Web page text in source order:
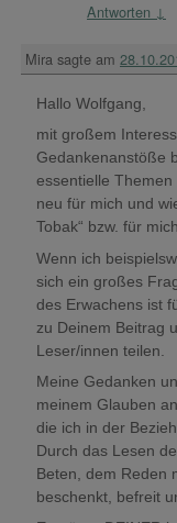
Antworten ↓
Mira sagte am
Hallo Wolfgang,
mit großem
Gedankenanstöße
essentielle
neu für mich und
Tobak“ bzw. für
Wenn ich
sich ein großes
des Erwachens ist
zu Deinem Beitrag
Leser/innen teilen.
Meine Gedanken
meinem Glauben
die ich in der
Durch das Lesen
Beten, dem Reden
beschenkt, befreit